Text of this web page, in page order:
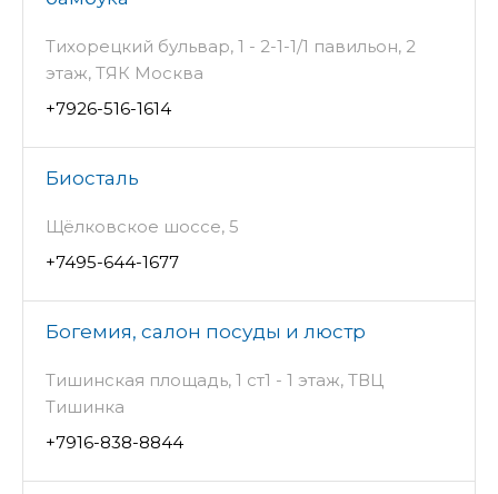
Тихорецкий бульвар, 1 - 2-1-1/1 павильон, 2
этаж, ТЯК Москва
+7926-516-1614
Биосталь
Щёлковское шоссе, 5
+7495-644-1677
Богемия, салон посуды и люстр
Тишинская площадь, 1 ст1 - 1 этаж, ТВЦ
Тишинка
+7916-838-8844